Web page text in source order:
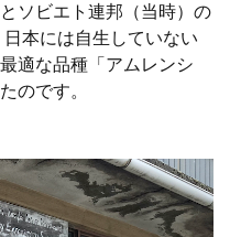
ソビエト連邦（当時）の
本には自生していない
適な品種「アムレンシ
のです。